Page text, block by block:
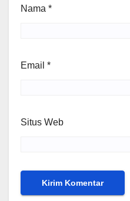
Nama *
Email *
Situs Web